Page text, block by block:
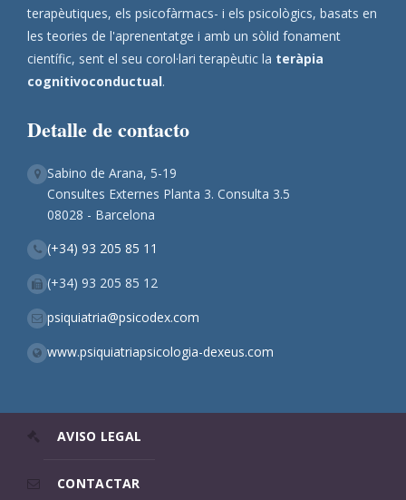
terapèutiques, els psicofàrmacs- i els psicològics, basats en
les teories de l'aprenentatge i amb un sòlid fonament
científic, sent el seu corol·lari terapèutic la teràpia
cognitivoconductual.
Detalle de contacto
Sabino de Arana, 5-19
Consultes Externes Planta 3. Consulta 3.5
08028 - Barcelona
(+34) 93 205 85 11
(+34) 93 205 85 12
psiquiatria@psicodex.com
www.psiquiatriapsicologia-dexeus.com
AVISO LEGAL
CONTACTAR